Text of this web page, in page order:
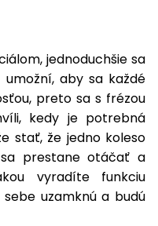
jednoduchšie sa
umožní, aby sa každé
preto sa s frézou
kedy je potrebná
stať, že jedno koleso
prestane otáčať a
vyradíte funkciu
uzamknú a budú